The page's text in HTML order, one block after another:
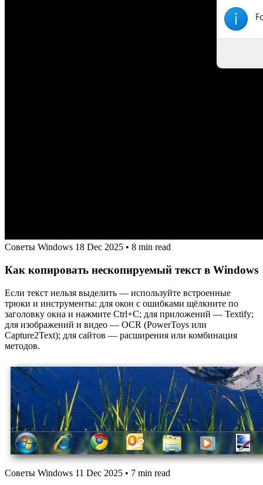
Советы Windows 18 Dec 2025 • 8 min read
Как копировать нескопируемый текст в Windows
Если текст нельзя выделить — используйте встроенные
трюки и инструменты: для окон с ошибками щёлкните по
заголовку окна и нажмите Ctrl+C; для приложений — Textify;
для изображений и видео — OCR (PowerToys или
Capture2Text); для сайтов — расширения или комбинация
методов.
Советы Windows 11 Dec 2025 • 7 min read